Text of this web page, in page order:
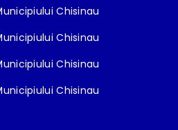
Chisinau
Chisinau
Chisinau
Chisinau